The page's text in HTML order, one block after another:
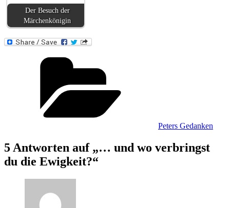
Der Besuch der
Märchenkönigin
Peters Gedanken
5 Antworten auf „… und wo verbringst
du die Ewigkeit?“